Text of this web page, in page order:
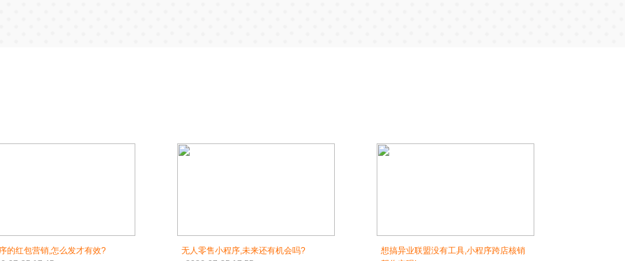
的红包营销,怎么发才有效?
无人零售小程序,未来还有机会吗?
想搞异业联盟没有工具,小程序跨店核销